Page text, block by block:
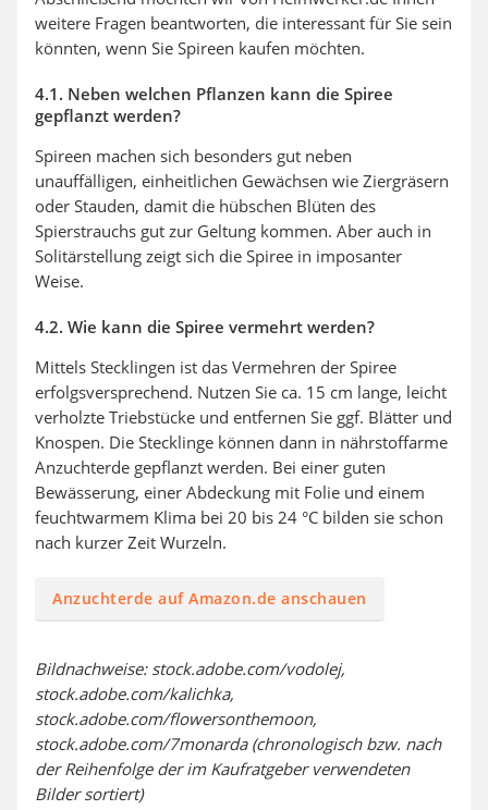
weitere Fragen beantworten, die interessant für Sie sein
könnten, wenn Sie Spireen kaufen möchten.
4.1. Neben welchen Pflanzen kann die Spiree
gepflanzt werden?
Spireen machen sich besonders gut neben
unauffälligen, einheitlichen Gewächsen wie Ziergräsern
oder Stauden, damit die hübschen Blüten des
Spierstrauchs gut zur Geltung kommen. Aber auch in
Solitärstellung zeigt sich die Spiree in imposanter
Weise.
4.2. Wie kann die Spiree vermehrt werden?
Mittels Stecklingen ist das Vermehren der Spiree
erfolgsversprechend. Nutzen Sie ca. 15 cm lange, leicht
verholzte Triebstücke und entfernen Sie ggf. Blätter und
Knospen. Die Stecklinge können dann in nährstoffarme
Anzuchterde gepflanzt werden. Bei einer guten
Bewässerung, einer Abdeckung mit Folie und einem
feuchtwarmem Klima bei 20 bis 24 °C bilden sie schon
nach kurzer Zeit Wurzeln.
Anzuchterde auf Amazon.de anschauen
Bildnachweise: stock.adobe.com/vodolej,
stock.adobe.com/kalichka,
stock.adobe.com/flowersonthemoon,
stock.adobe.com/7monarda (chronologisch bzw. nach
der Reihenfolge der im Kaufratgeber verwendeten
Bilder sortiert)